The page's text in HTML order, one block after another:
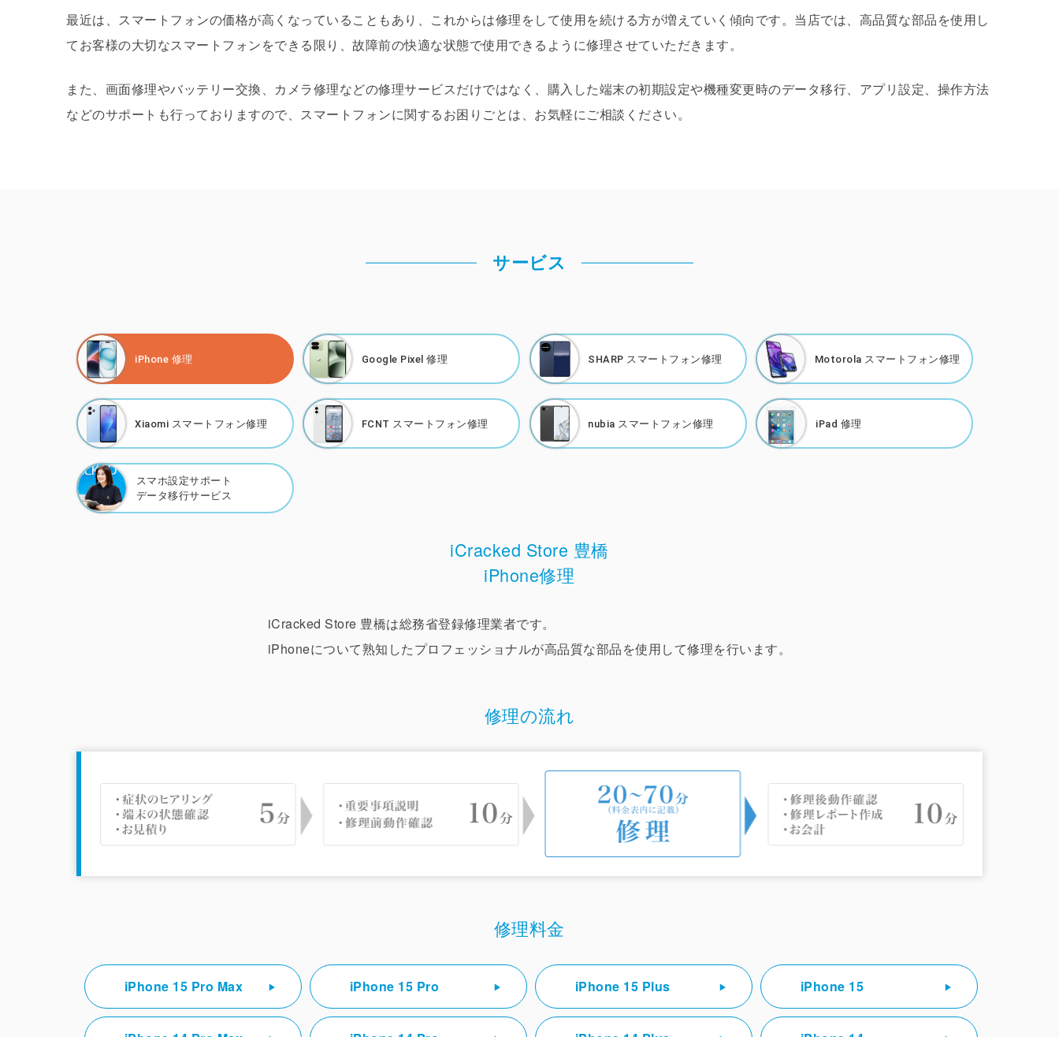
最近は、スマートフォンの価格が高くなっていることもあり、これからは修理をして使用を続ける方が増えていく傾向です。当店では、高品質な部品を使用し
てお客様の大切なスマートフォンをできる限り、故障前の快適な状態で使用できるように修理させていただきます。
また、画面修理やバッテリー交換、カメラ修理などの修理サービスだけではなく、購入した端末の初期設定や機種変更時のデータ移行、アプリ設定、操作方法
などのサポートも行っておりますので、スマートフォンに関するお困りごとは、お気軽にご相談ください。
サービス
iPhone 修理 Google Pixel 修理 SHARP スマートフォン修理 Motorola スマートフォン修理
Xiaomi スマートフォン修理 FCNT スマートフォン修理 nubia スマートフォン修理 iPad 修理
スマホ設定サポート
データ移行サービス
iCracked Store 豊橋
iPhone修理
iCracked Store 豊橋は総務省登録修理業者です。
iPhoneについて熟知したプロフェッショナルが高品質な部品を使用して修理を行います。
修理の流れ
修理料金
iPhone 15 Pro Max iPhone 15 Pro iPhone 15 Plus iPhone 15